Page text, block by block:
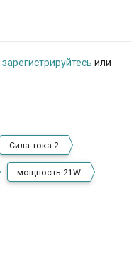
зарегистрируйтесь или
Сила тока 2
мощность 21W